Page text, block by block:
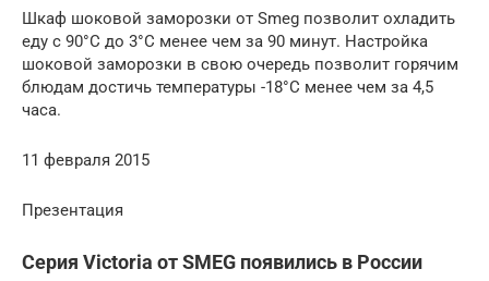
Шкаф шоковой заморозки oт Smeg позволит охладить
еду с 90°C до 3°C менее чем за 90 минут. Настройка
шоковой заморозки в свою очередь позволит горячим
блюдам достичь температуры -18°C менее чем за 4,5
часа.
11 февраля 2015
Презентация
Серия Victoria от SMEG появились в России